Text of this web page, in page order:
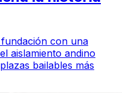
con una
aislamiento andino
bailables más